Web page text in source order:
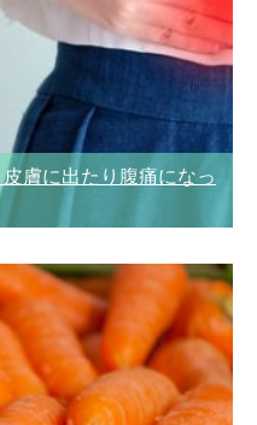
膚に出たり腹痛になっ